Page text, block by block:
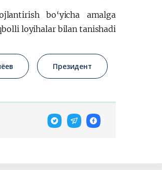
bo‘yicha amalga
loyihalar bilan tanishadi.
Президент